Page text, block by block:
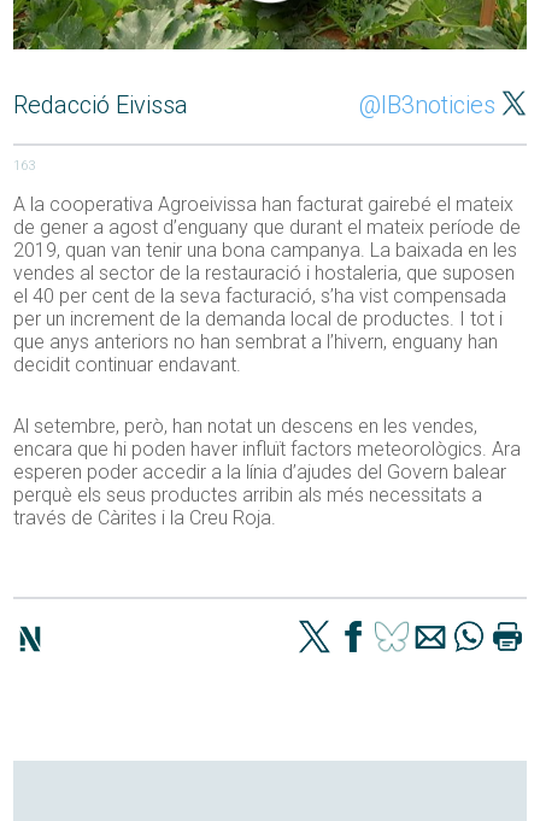
Redacció Eivissa @IB3noticies
163
A la cooperativa Agroeivissa han facturat gairebé el mateix
de gener a agost d’enguany que durant el mateix període de
2019, quan van tenir una bona campanya. La baixada en les
vendes al sector de la restauració i hostaleria, que suposen
el 40 per cent de la seva facturació, s’ha vist compensada
per un increment de la demanda local de productes. I tot i
que anys anteriors no han sembrat a l’hivern, enguany han
decidit continuar endavant.
Al setembre, però, han notat un descens en les vendes,
encara que hi poden haver influït factors meteorològics. Ara
esperen poder accedir a la línia d’ajudes del Govern balear
perquè els seus productes arribin als més necessitats a
través de Càrites i la Creu Roja.